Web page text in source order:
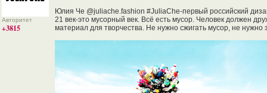
Авторитет
+3815
Юлия Че @juliache.fashion #JuliaChe-первый российский
21 век-это мусорный век. Всё есть мусор. Человек должен
материал для творчества. Не нужно сжигать мусор, не нужно